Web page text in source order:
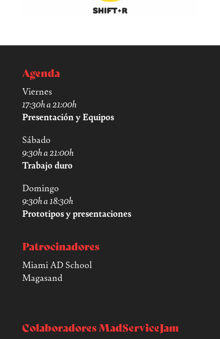
Agenda
Viernes
17:30h a 21:00h
Presentación y Equipos
Sábado
9:30h a 21:00h
Trabajo duro
Domingo
9:30h a 18:30h
Prototipos y presentaciones
Patrocinadores
Miami AD School
Magasand
Colaboradores MadServiceJam